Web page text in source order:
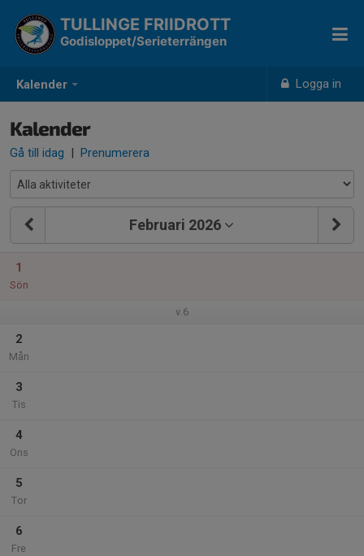
Kalender Logga in
TULLINGE FRIIDROTT
Godisloppet/Serieterrängen
Kalender
Gå till idag | Prenumerera
Februari 2026
1
Sön
v.6
2
Mån
3
Tis
4
Ons
5
Tor
6
Fre